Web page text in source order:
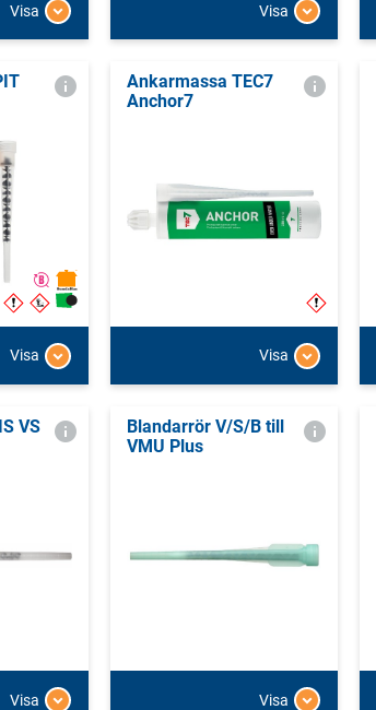
Visa Visa
Visa
Ankarmassa TEC7
Anchor7
Visa
VS
Visa
Blandarrör V/S/B till
VMU Plus
Visa